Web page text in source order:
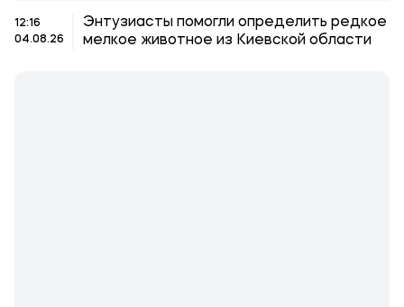
12:16
04.08.26
Энтузиасты помогли определить редкое
мелкое животное из Киевской области